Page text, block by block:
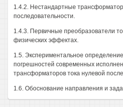
1.4.2. Нестандартные
последовательности.
1.4.3. Первичные преобразователи
физических эффектах.
1.5. Экспериментальное
погрешностей современных
трансформаторов тока нулевой
1.6. Обоснование направления и